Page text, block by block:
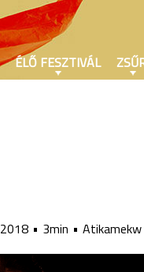
2018 3min Atikamekw
ÉLŐ FESZTIVÁL